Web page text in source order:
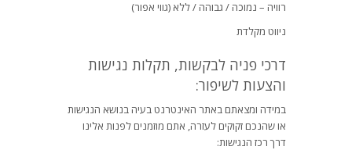
רוויה – נמוכה / גבוהה / ללא (גווי אפור)
ניווט מקלדת
דרכי פניה לבקשות, תקלות נגישות
והצעות לשיפור:
במידה ומצאתם באתר האינטרנט בעיה בנושא הנגישות
או שהנכם זקוקים לעזרה, אתם מוזמנים לפנות אלינו
דרך רכז הנגישות: